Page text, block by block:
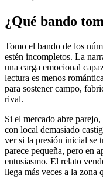
¿Qué bando
Tomo el bando de los
estén incompletos. La
una carga emocional
lectura es menos
para sostener campo,
rival.
Si el mercado abre
con local demasiado
ver si la presión inicial se
parece pequeña, pero en
entusiasmo. El relato
llega más veces a la zona